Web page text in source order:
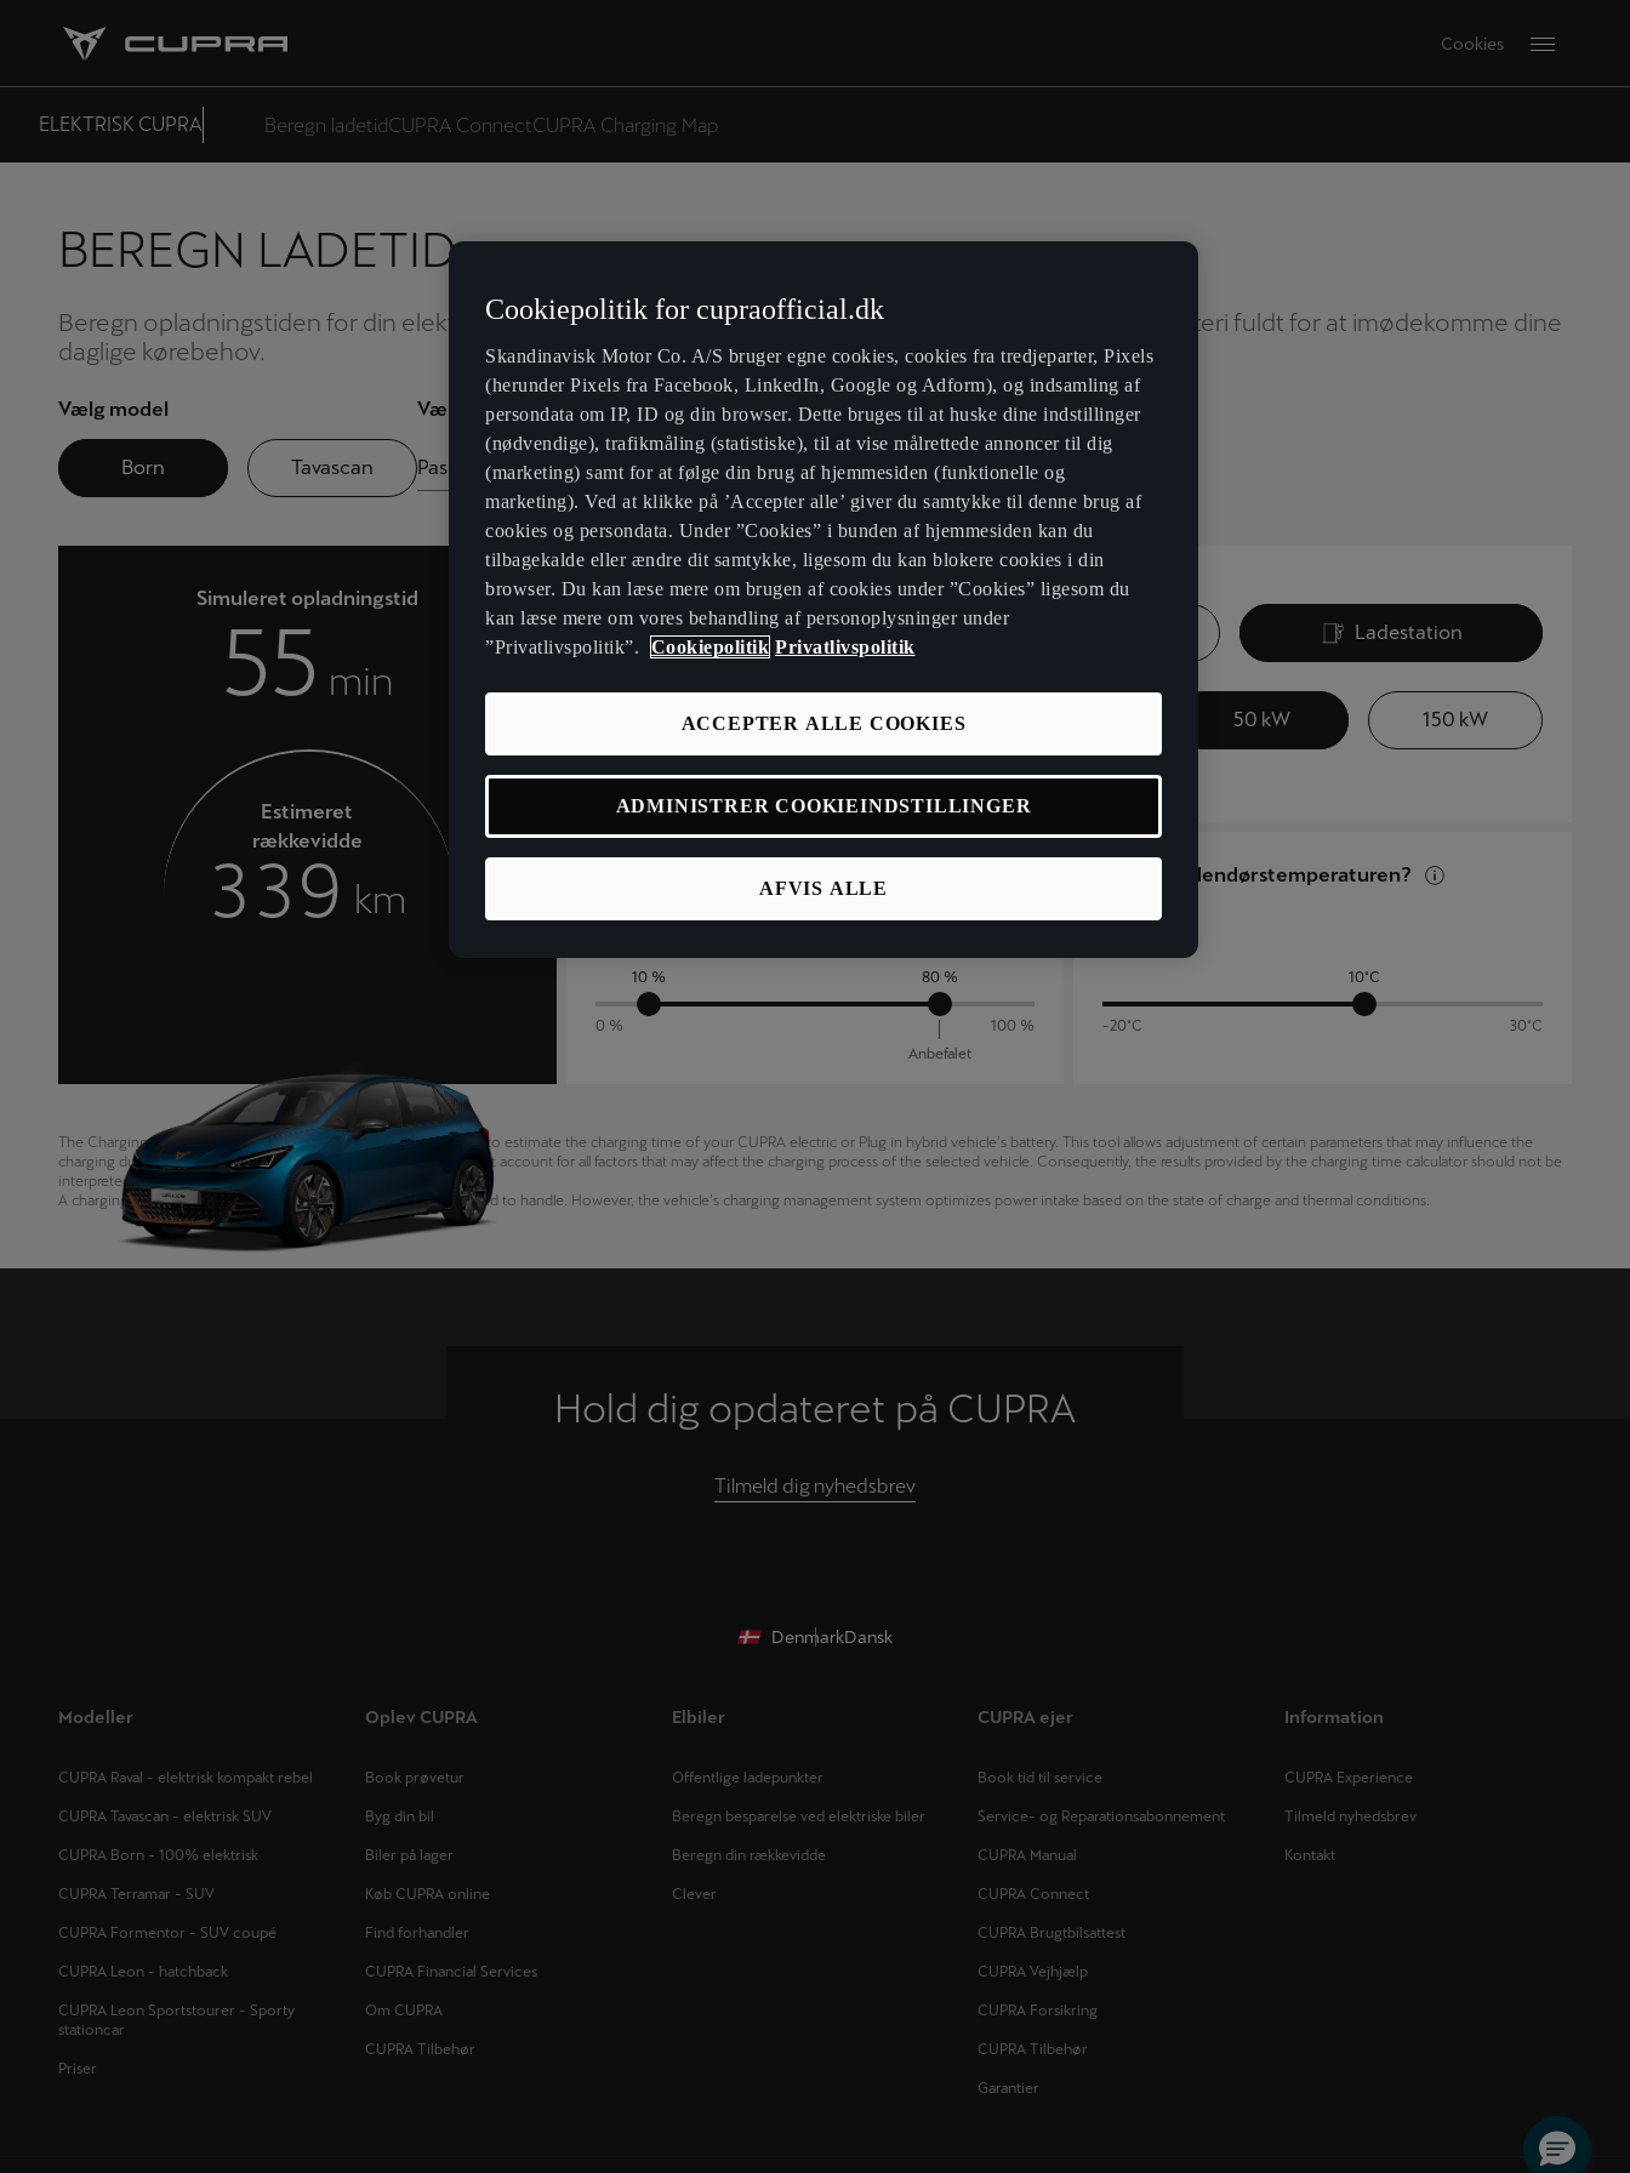
Cookies
ELEKTRISK CUPRA Beregn ladetidCUPRA ConnectCUPRA Charging Map
BEREGN LADETID
Beregn opladningstiden for din elektriske CUPRA. Find ud af, hvor lang tid det vil tage at oplade bilens batteri fuldt for at imødekomme dine
daglige kørebehov.
Vælg model
Born Tavascan
Vælg variant
Pasión, 59 kWh
Simuleret opladningstid
55 min
Estimeret
rækkevidde
339 km
Hvilken slags oplader ville du bruge?
Nødlader
Ladestation
2,3 kW
7 kW 50 kW 150 kW
10 % 80 %
Anbefalet
0 % 100 %
Hvad er udendørstemperaturen?
10°C
-20°C 30°C
The Charging Time Calculator is a purely indicative tool designed to estimate the charging time of your CUPRA electric or Plug in hybrid vehicle’s battery. This tool allows adjustment of certain parameters that may influence the
charging duration. However, it is important to note that it does not account for all factors that may affect the charging process of the selected vehicle. Consequently, the results provided by the charging time calculator should not be
interpreted as exact values, but rather as a rough estimate.
A charging station might offer more power than the car is designed to handle. However, the vehicle’s charging management system optimizes power intake based on the state of charge and thermal conditions.
Hold dig opdateret på CUPRA
Tilmeld dig nyhedsbrev
DenmarkDansk
Modeller
CUPRA Raval - elektrisk kompakt rebel
CUPRA Tavascan - elektrisk SUV
CUPRA Born - 100% elektrisk
CUPRA Terramar - SUV
CUPRA Formentor - SUV coupé
CUPRA Leon - hatchback
CUPRA Leon Sportstourer - Sporty
stationcar
Priser
Oplev CUPRA
Book prøvetur
Byg din bil
Biler på lager
Køb CUPRA online
Find forhandler
CUPRA Financial Services
Om CUPRA
CUPRA Tilbehør
Elbiler
Offentlige ladepunkter
Beregn besparelse ved elektriske biler
Beregn din rækkevidde
Clever
CUPRA ejer
Book tid til service
Service- og Reparationsabonnement
CUPRA Manual
CUPRA Connect
CUPRA Brugtbilsattest
CUPRA Vejhjælp
CUPRA Forsikring
CUPRA Tilbehør
Garantier
Information
CUPRA Experience
Tilmeld nyhedsbrev
Kontakt
Cookiepolitik for cupraofficial.dk
Skandinavisk Motor Co. A/S bruger egne cookies, cookies fra tredjeparter, Pixels
(herunder Pixels fra Facebook, LinkedIn, Google og Adform), og indsamling af
persondata om IP, ID og din browser. Dette bruges til at huske dine indstillinger
(nødvendige), trafikmåling (statistiske), til at vise målrettede annoncer til dig
(marketing) samt for at følge din brug af hjemmesiden (funktionelle og
marketing). Ved at klikke på ’Accepter alle’ giver du samtykke til denne brug af
cookies og persondata. Under ”Cookies” i bunden af hjemmesiden kan du
tilbagekalde eller ændre dit samtykke, ligesom du kan blokere cookies i din
browser. Du kan læse mere om brugen af cookies under ”Cookies” ligesom du
kan læse mere om vores behandling af personoplysninger under
”Privatlivspolitik”.
Cookiepolitik Privatlivspolitik
AFVIS ALLE
ACCEPTER ALLE COOKIES
ADMINISTRER COOKIEINDSTILLINGER